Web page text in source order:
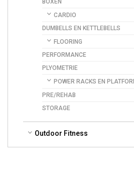
BOXEN
CARDIO
DUMBELLS EN KETTLEBELLS
FLOORING
PERFORMANCE
PLYOMETRIE
POWER RACKS EN
PRE/REHAB
STORAGE
Outdoor Fitness